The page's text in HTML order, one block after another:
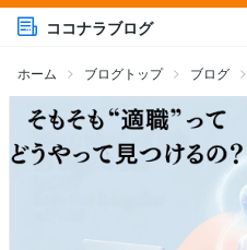
ココナラブログ
ホーム ブログトップ ブログ